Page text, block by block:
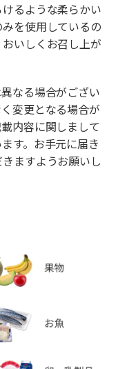
るような柔らかい
を使用しているの
いしくお召し上が
なる場合がござい
変更となる場合が
内容に関しまして
す。お手元に届き
ますようお願いし